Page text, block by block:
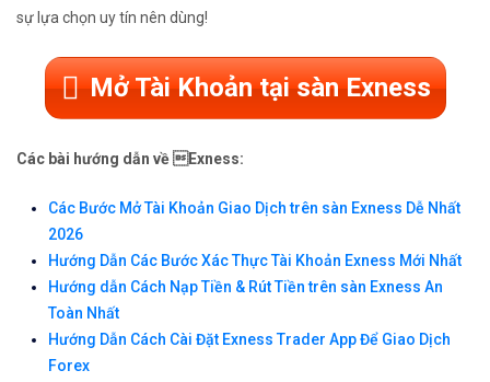
sự lựa chọn uy tín nên dùng!
Mở Tài Khoản tại sàn Exness
Các bài hướng dẫn về Exness:
Các Bước Mở Tài Khoản Giao Dịch trên sàn Exness Dễ Nhất
2026
Hướng Dẫn Các Bước Xác Thực Tài Khoản Exness Mới Nhất
Hướng dẫn Cách Nạp Tiền & Rút Tiền trên sàn Exness An
Toàn Nhất
Hướng Dẫn Cách Cài Đặt Exness Trader App Để Giao Dịch
Forex